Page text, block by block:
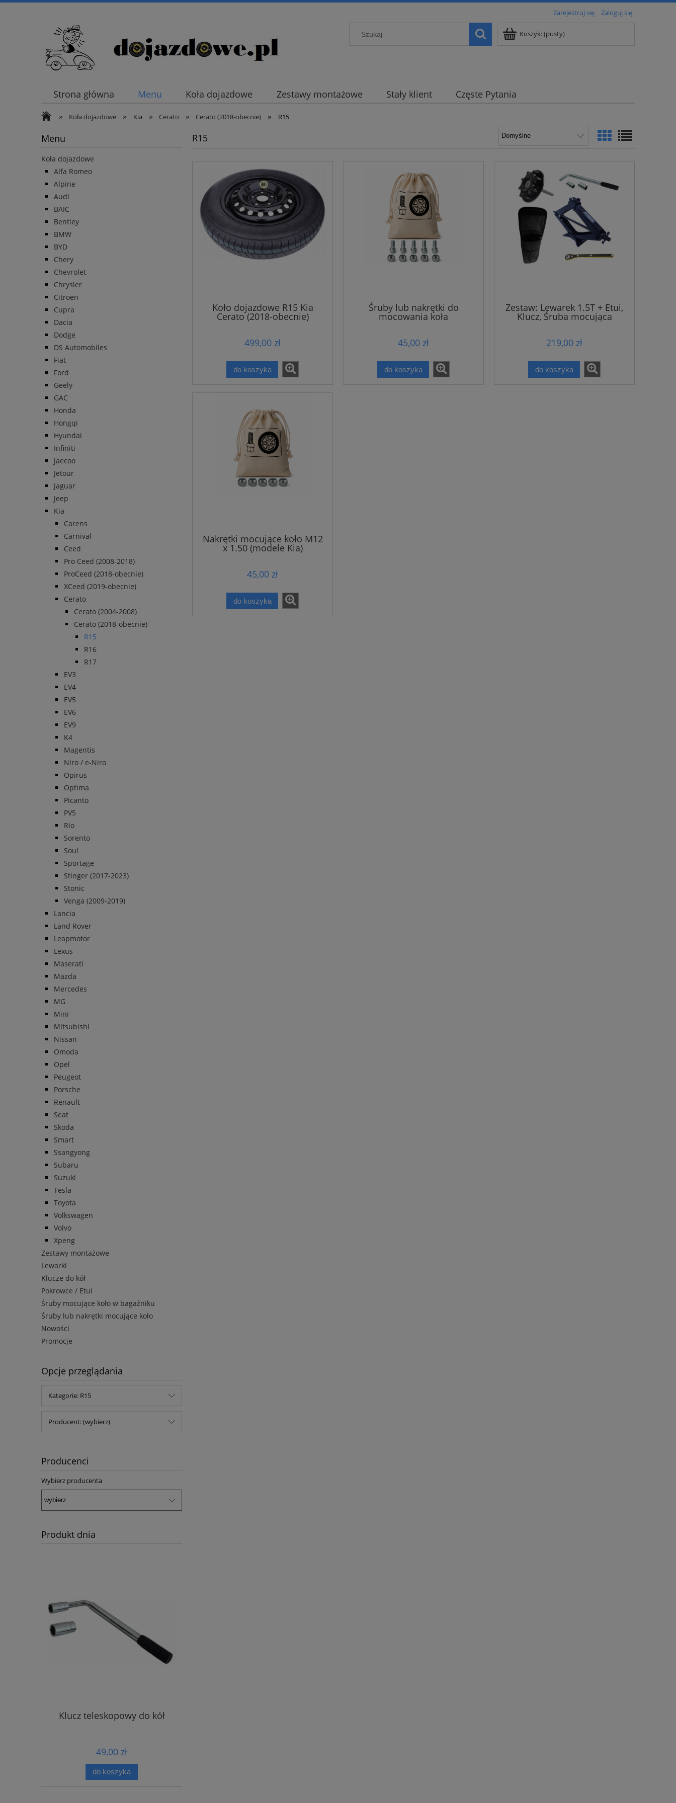
Zarejestruj się Zaloguj się
Koszyk:(pusty)
Strona główna Menu Koła dojazdowe Zestawy montażowe Stały klient Częste Pytania
» Koła dojazdowe » Kia » Cerato » Cerato (2018-obecnie) » R15
Menu
Koła dojazdowe
Alfa Romeo
Alpine
Audi
BAIC
Bentley
BMW
BYD
Chery
Chevrolet
Chrysler
Citroen
Cupra
Dacia
Dodge
DS Automobiles
Fiat
Ford
Geely
GAC
Honda
Hongqi
Hyundai
Infiniti
Jaecoo
Jetour
Jaguar
Jeep
Kia
Carens
Carnival
Ceed
Pro Ceed (2008-2018)
ProCeed (2018-obecnie)
XCeed (2019-obecnie)
Cerato
Cerato (2004-2008)
Cerato (2018-obecnie)
R15
R16
R17
EV3
EV4
EV5
EV6
EV9
K4
Magentis
Niro / e-Niro
Opirus
Optima
Picanto
PV5
Rio
Sorento
Soul
Sportage
Stinger (2017-2023)
Stonic
Venga (2009-2019)
Lancia
Land Rover
Leapmotor
Lexus
Maserati
Mazda
Mercedes
MG
Mini
Mitsubishi
Nissan
Omoda
Opel
Peugeot
Porsche
Renault
Seat
Skoda
Smart
Ssangyong
Subaru
Suzuki
Tesla
Toyota
Volkswagen
Volvo
Xpeng
Zestawy montażowe
Lewarki
Klucze do kół
Pokrowce / Etui
Śruby mocujące koło w bagażniku
Śruby lub nakrętki mocujące koło
Nowości
Promocje
Opcje przeglądania
Kategorie: R15
Producent: (wybierz)
Producenci
Wybierz producenta
Produkt dnia
Klucz teleskopowy do kół
49,00 zł
do koszyka
R15
Koło dojazdowe R15 Kia
Cerato (2018-obecnie)
499,00 zł
do koszyka
Śruby lub nakrętki do
mocowania koła
45,00 zł
do koszyka
Zestaw: Lewarek 1.5T + Etui,
Klucz, Śruba mocująca
219,00 zł
do koszyka
Nakrętki mocujące koło M12
x 1.50 (modele Kia)
45,00 zł
do koszyka